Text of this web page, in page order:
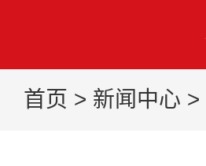
首页 > 新闻中心 >